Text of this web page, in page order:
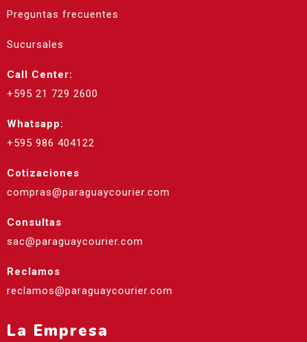
Preguntas frecuentes
Sucursales
Call Center:
+595 21 729 2600
Whatsapp:
+595 986 404122
Cotizaciones
compras@paraguaycourier.com
Consultas
sac@paraguaycourier.com
Reclamos
reclamos@paraguaycourier.com
La Empresa